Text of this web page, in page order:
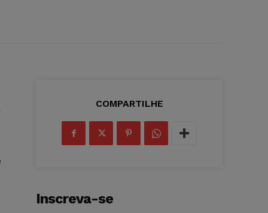
COMPARTILHE
Inscreva-se